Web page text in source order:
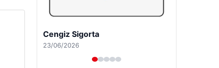
Hastaş Beton
26/05/2026